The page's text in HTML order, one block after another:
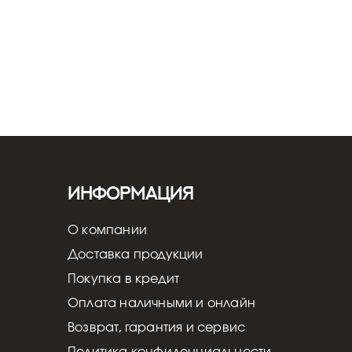
Информация
О компании
Доставка продукции
Покупка в кредит
Оплата наличными и онлайн
Возврат, гарантия и сервис